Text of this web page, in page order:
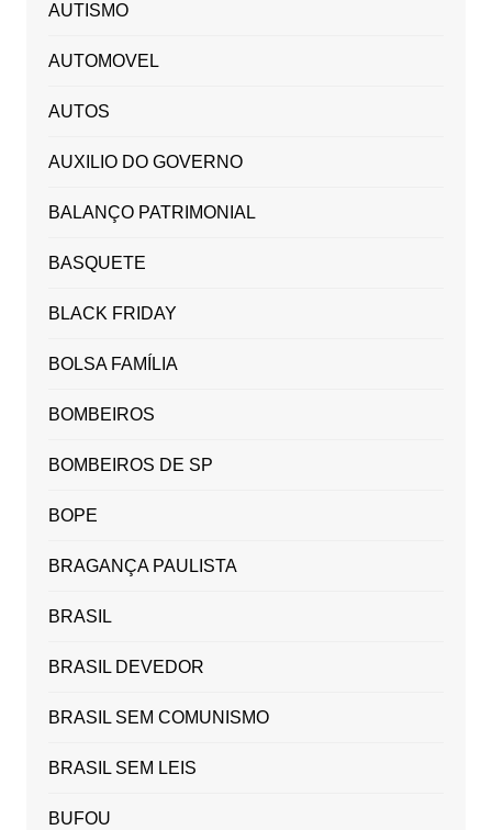
AUTISMO
AUTOMOVEL
AUTOS
AUXILIO DO GOVERNO
BALANÇO PATRIMONIAL
BASQUETE
BLACK FRIDAY
BOLSA FAMÍLIA
BOMBEIROS
BOMBEIROS DE SP
BOPE
BRAGANÇA PAULISTA
BRASIL
BRASIL DEVEDOR
BRASIL SEM COMUNISMO
BRASIL SEM LEIS
BUFOU